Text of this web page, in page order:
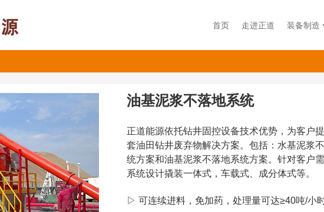
首页 走进正道 装备制造
油基泥浆不落地系统
正道能源依托钻井固控设备技术优势，为客户
套油田钻井废弃物解决方案。包括：水基泥浆
统方案和油基泥浆不落地系统方案。针对客户
系统设计撬装一体式，车载式、成分体式等。
▷ 可连续进料，免加药，处理量可达≥40吨/小